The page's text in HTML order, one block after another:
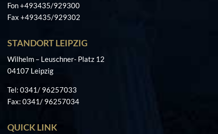
Fon +493435/929300
Fax +493435/929302
STANDORT LEIPZIG
Wilhelm – Leuschner- Platz 12
04107 Leipzig
Tel: 0341/ 96257033
Fax: 0341/ 96257034
QUICK LINK